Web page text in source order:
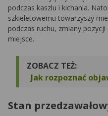
podczas kaszlu i kichania.
szkieletowemu towarzyszy
podczas ruchu, zmiany pozycji
miejsce.
ZOBACZ TEŻ:
Jak rozpoznać
Stan